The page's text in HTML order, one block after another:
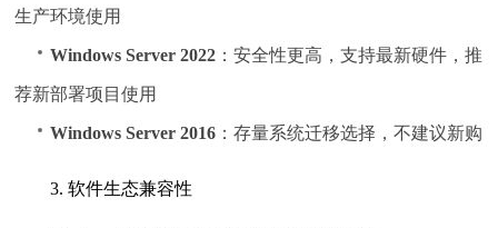
生产环境使用
Windows Server 2022 ：安全性更高，支持最新硬件，推
荐新部署项目使用
Windows Server 2016 ：存量系统迁移选择，不建议新购
3. 软件生态兼容性